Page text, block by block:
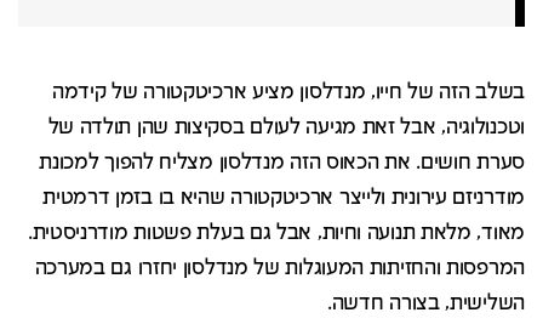
בשלב הזה של חייו, מנדלסון מציע ארכיטקטורה של קידמה
וטכנולוגיה, אבל זאת מגיעה לעולם בסקיצות שהן תולדה של
סערת חושים. את הכאוס הזה מנדלסון מצליח להפוך למכונת
מודרניזם עירונית ולייצר ארכיטקטורה שהיא בו בזמן דרמטית
מאוד, מלאת תנועה וחיות, אבל גם בעלת פשטות מודרניסטית.
המרפסות והחזיתות המעוגלות של מנדלסון יחזרו גם במערכה
השלישית, בצורה חדשה.